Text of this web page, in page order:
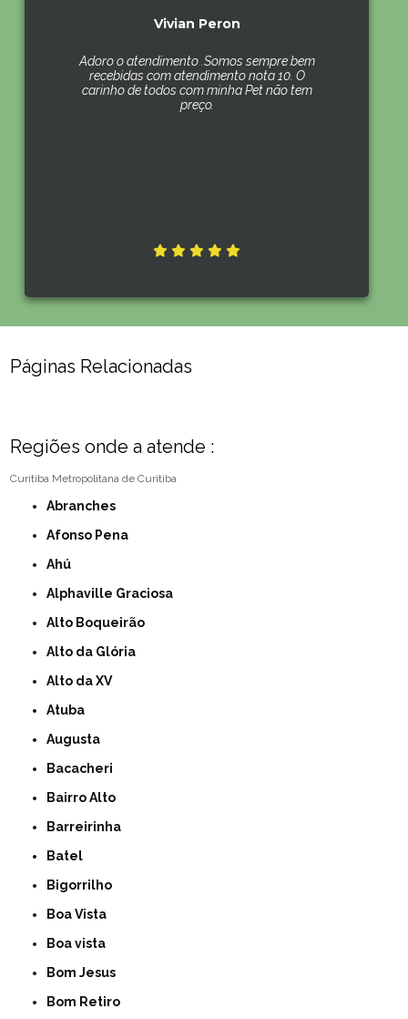
Vivian Peron
Adoro o atendimento .Somos sempre bem
recebidas com atendimento nota 10. O
carinho de todos com minha Pet não tem
preço.
Páginas Relacionadas
Regiões onde a atende :
Curitiba Metropolitana de Curitiba
Abranches
Afonso Pena
Ahú
Alphaville Graciosa
Alto Boqueirão
Alto da Glória
Alto da XV
Atuba
Augusta
Bacacheri
Bairro Alto
Barreirinha
Batel
Bigorrilho
Boa Vista
Boa vista
Bom Jesus
Bom Retiro